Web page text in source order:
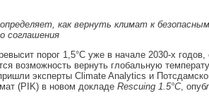
как вернуть климат к
соглашения
порог 1,5°C уже в начале 2030-х годов,
возможность вернуть глобальную
эксперты Climate Analytics и
(PIK) в новом докладе Rescuing 1.5°C,